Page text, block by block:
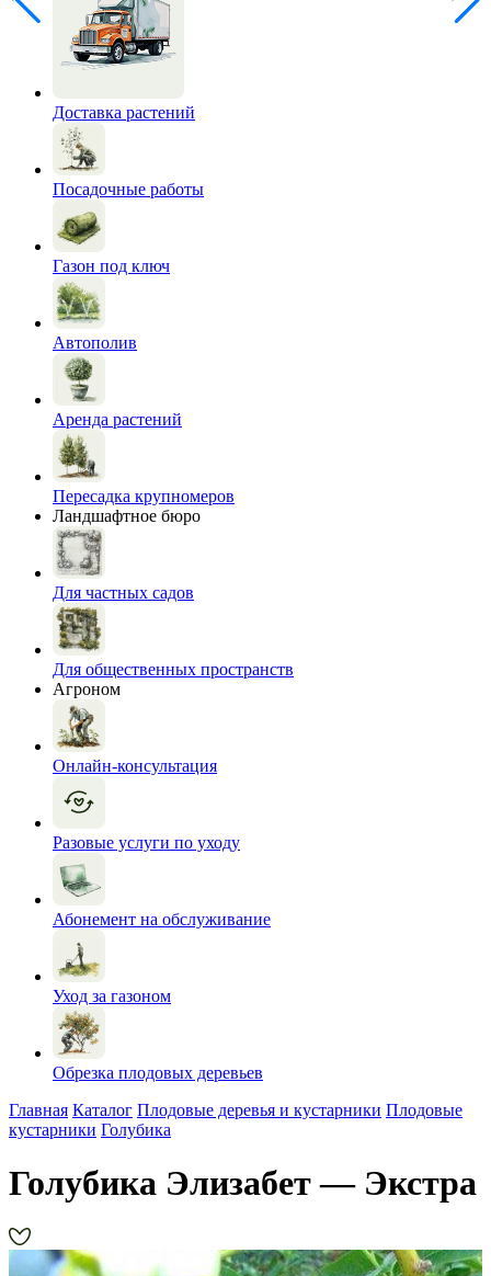
Доставка растений
Посадочные работы
Газон под ключ
Автополив
Аренда растений
Пересадка крупномеров
Ландшафтное бюро
Для частных садов
Для общественных пространств
Агроном
Онлайн-консультация
Разовые услуги по уходу
Абонемент на обслуживание
Уход за газоном
Обрезка плодовых деревьев
Главная Каталог Плодовые деревья и кустарники Плодовые
кустарники Голубика
Голубика Элизабет — Экстра